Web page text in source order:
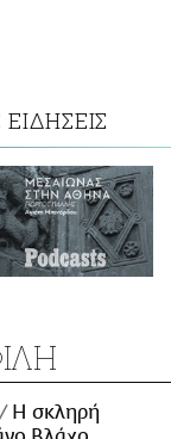
H σκληρή